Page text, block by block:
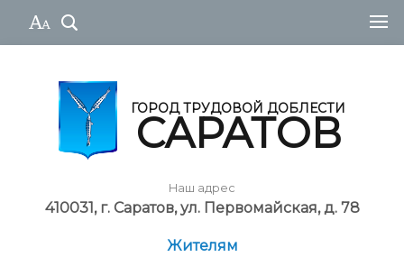
ГОРОД ТРУДОВОЙ ДОБЛЕСТИ
САРАТОВ
Наш адрес
410031, г. Саратов, ул. Первомайская, д. 78
Жителям